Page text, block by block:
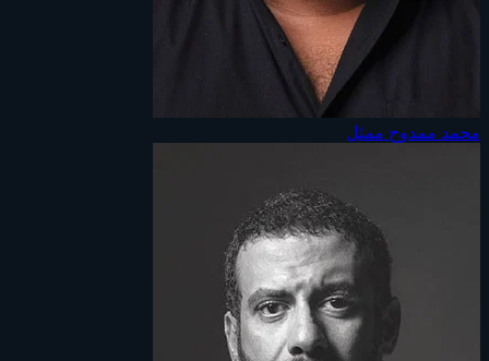
محمد ممدوح ممثل